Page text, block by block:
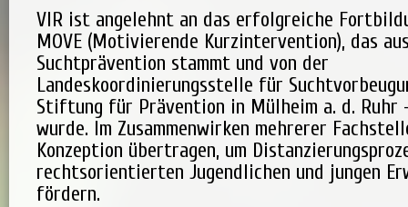
VIR ist angelehnt an das erfolgreiche
MOVE (Motivierende Kurzintervention), das
Suchtprävention stammt und von der
Landeskoordinierungsstelle für
Stiftung für Prävention in Mülheim a. d.
wurde. Im Zusammenwirken mehrerer
Konzeption übertragen, um
rechtsorientierten Jugendlichen und jungen
fördern.